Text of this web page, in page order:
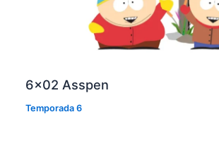
6×02 Asspen
Temporada 6